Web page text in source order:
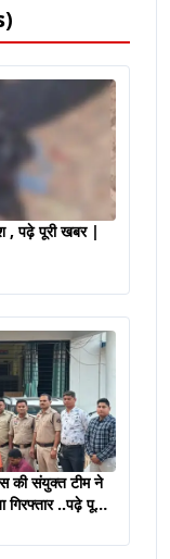
, पढ़े पूरी खबर |
की संयुक्त टीम ने
..पढ़े पूरी